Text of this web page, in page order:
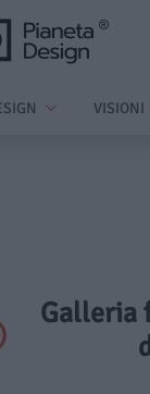
VISIONI
Galleria